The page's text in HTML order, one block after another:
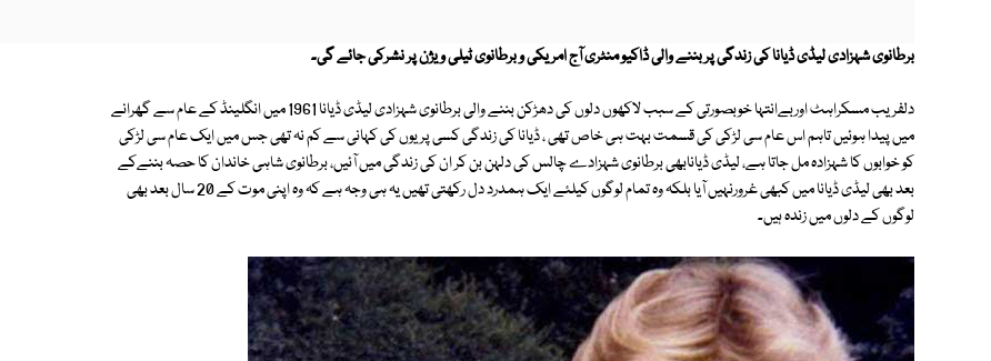
برطانوی شہزادی لیڈی ڈیانا کی زندگی پر بننے والی ڈاکیو منٹری آج امریکی و برطانوی ٹیلی ویژن پر نشرکی جائے گی۔
دلفریب مسکراہٹ اوربےانتہا خوبصورتی کے سبب لاکھوں دلوں کی دھڑکن بننے والی برطانوی شہزادی لیڈی ڈیانا 1961 میں انگلینڈ کے عام سے گھرانے
میں پیدا ہوئیں تاہم اس عام سی لڑکی کی قسمت بہت ہی خاص تھی ، ڈیانا کی زندگی کسی پریوں کی کہانی سے کم نہ تھی جس میں ایک عام سی لڑکی
کو خوابوں کا شہزادہ مل جاتا ہے، لیڈی ڈیانابھی برطانوی شہزادے چالس کی دلہن بن کر ان کی زندگی میں آئیں، برطانوی شاہی خاندان کا حصہ بننےکے
بعد بھی لیڈی ڈیانا میں کبھی غرورنہیں آیا بلکہ وہ تمام لوگوں کیلئے ایک ہمدرد دل رکھتی تھیں یہ ہی وجہ ہے کہ وہ اپنی موت کے 20 سال بعد بھی
لوگوں کے دلوں میں زندہ ہیں۔